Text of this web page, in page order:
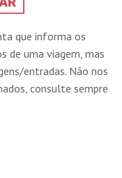
que informa os
de uma viagem, mas
entradas. Não nos
consulte sempre